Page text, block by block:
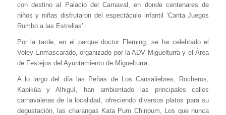
con destino al Palacio del Carnaval, en donde centenares de
niños y niñas disfrutaron del espectáculo infantil ‘Canta Juegos
Rumbo a las Estrellas’.
Por la tarde, en el parque doctor Fleming, se ha celebrado el
Voley-Enmascarado, organizado por la ADV Miguelturra y el Área
de Festejos del Ayuntamiento de Miguelturra.
A lo largo del día las Peñas de Los Cansaliebres, Rocheros,
Kapikúa y Alhiguí, han ambientado las principales calles
carnavaleras de la localidad, ofreciendo diversos platos para su
degustación, las charangas Kata Pum Chinpum, Los que nunca